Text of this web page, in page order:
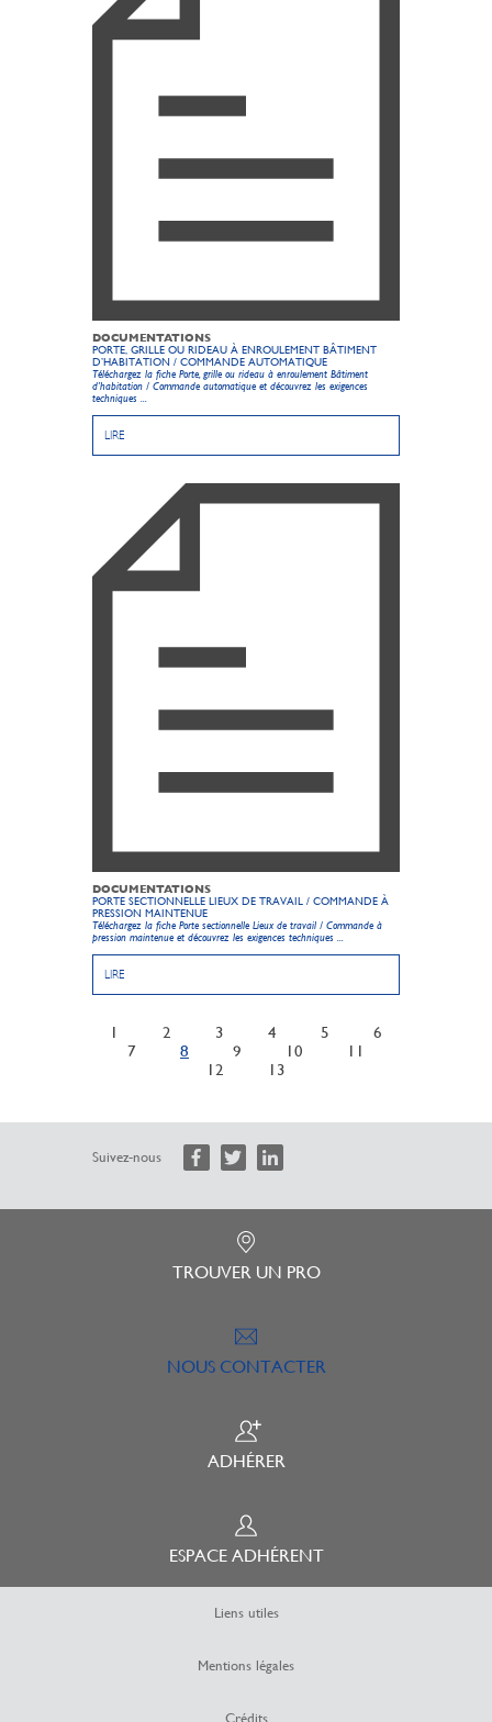
DOCUMENTATIONS
PORTE, GRILLE OU RIDEAU À ENROULEMENT BÂTIMENT
D’HABITATION / COMMANDE AUTOMATIQUE
Téléchargez la fiche Porte, grille ou rideau à enroulement Bâtiment
d’habitation / Commande automatique et découvrez les exigences
techniques ...
LIRE
DOCUMENTATIONS
PORTE SECTIONNELLE LIEUX DE TRAVAIL / COMMANDE À
PRESSION MAINTENUE
Téléchargez la fiche Porte sectionnelle Lieux de travail / Commande à
pression maintenue et découvrez les exigences techniques ...
LIRE
1 2 3 4 5
6
7
8 9 10
11
12
13
Suivez-nous
TROUVER UN PRO
NOUS CONTACTER
ADHÉRER
ESPACE ADHÉRENT
Liens utiles
Mentions légales
Crédits